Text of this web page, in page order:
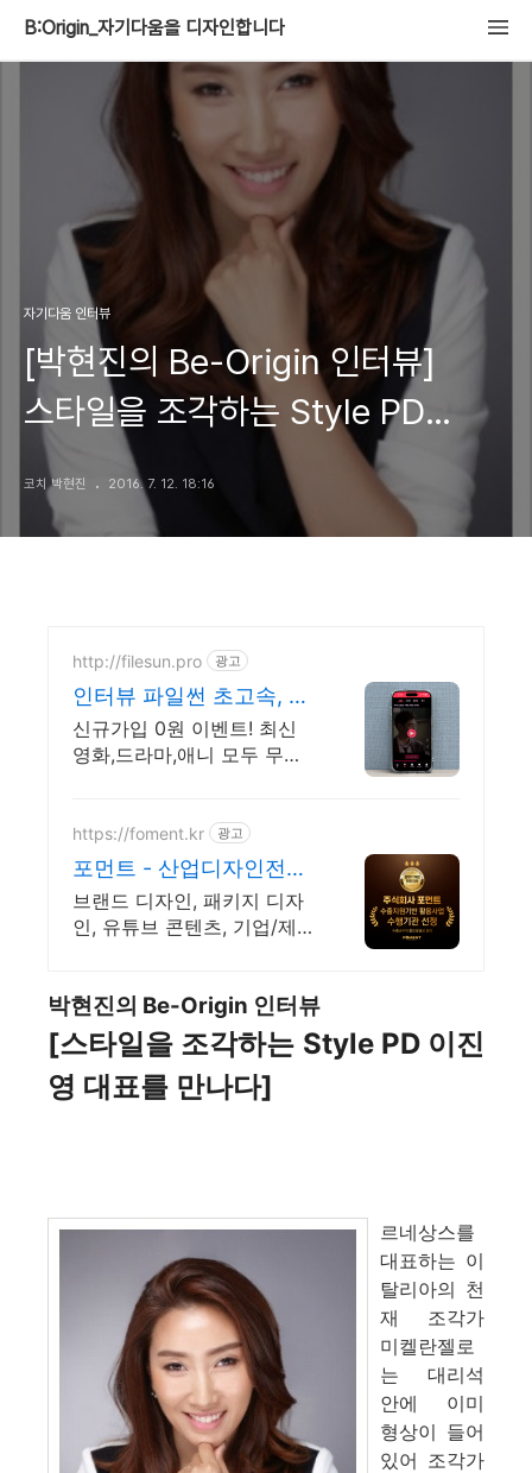
B:Origin_자기다움을 디자인합니다
자기다움 인터뷰
[박현진의 Be-Origin 인터뷰]
스타일을 조각하는 Style PD
이진영 대표를 만나다
코치 박현진 2016. 7. 12. 18:16
http://filesun.pro 광고
인터뷰 파일썬 초고속, 4K
실시간 보기!
신규가입 0원 이벤트! 최신
영화,드라마,애니 모두 무료!
https://foment.kr 광고
포먼트 - 산업디자인전문
회사
브랜드 디자인, 패키지 디자
인, 유튜브 콘텐츠, 기업/제품
박현진의 Be-Origin 인터뷰
[스타일을 조각하는 Style PD 이진
영 대표를 만나다]
르네상스를
대표하는 이
탈리아의 천
재 조각가
미켈란젤로
는 대리석
안에 이미
형상이 들어
있어 조각가